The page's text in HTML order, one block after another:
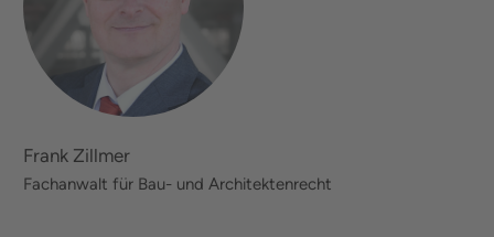
Frank Zillmer
Fachanwalt für Bau- und Architektenrecht